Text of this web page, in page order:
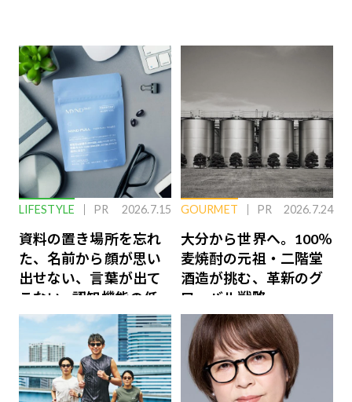
LIFESTYLE PR 2026.7.15
資料の置き場所を忘れ
た、名前から顔が思い
出せない、言葉が出て
こない…認知機能の低
下を救う、脳のインナ
ーケアとは
GOURMET PR 2026.7.24
大分から世界へ。100％
麦焼酎の元祖・二階堂
酒造が挑む、革新のグ
ローバル戦略